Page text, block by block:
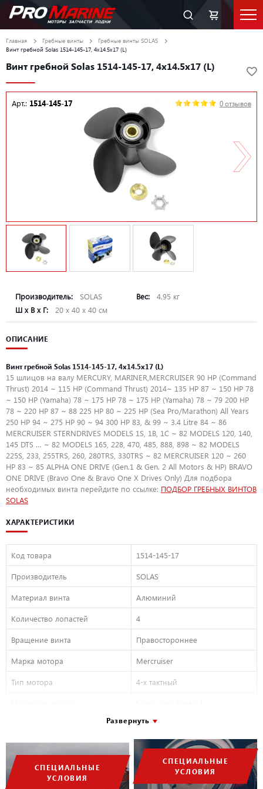
СПЕЦИАЛЬНЫЕ
УСЛОВИЯ
СПЕЦИАЛЬНЫЕ
УСЛОВИЯ
Главная Гребные винты
Гребные винты SOLAS
Винт гребной Solas 1514-145-17, 4x14.5x17 (L)
Винт гребной Solas 1514-145-17, 4x14.5x17 (L)
Арт.: 1514-145-17 0 отзывов
Производитель: SOLAS Вес:
4.95 кг
Ш х В х Г:
20 х 40 х 40 см
ОПИСАНИЕ
Винт гребной Solas 1514-145-17, 4x14.5x17 (L)
15 шлицов на валу MERCURY, MARINER,MERCRUISER 90 HP (Command
Thrust) 2014 ~ 115 HP (Command Thrust) 2014~ 135 HP 87 ~ 150 HP 78
~ 150 HP (Yamaha) 78 ~ 175 HP 78 ~ 175 HP (Yamaha) 78 ~ 79 200 HP
78 ~ 220 HP 87 ~ 88 225 HP 80 ~ 225 HP (Sea Pro/Marathon) All Years
250 HP 94 ~ 275 HP 90 ~ 94 300 HP 83, & 99 ~ 3.4 Litre 84 ~ 86
MERCRUISER STERNDRIVES MODELS 1S, 1B, 1C ~ 82 MODELS 120, 140,
145 DTS … ~ 82 MODELS 165, 228, 470, 485, 888, 898 ~ 82 MODELS
225S, 233, 255TRS, 260, 280TRS, 330TRS ~ 82 MERCRUISER 120 ~ 260
HP 83 ~ 85 ALPHA ONE DRIVE (Gen.1 & Gen. 2 All Motors & HP) BRAVO
ONE DRIVE (Bravo One & Bravo One X Drives Only) Для подбора
необходимых винта перейдите по ссылке: ПОДБОР ГРЕБНЫХ ВИНТОВ
SOLAS
ХАРАКТЕРИСТИКИ
Код товара 1514-145-17
Производитель SOLAS
Материал винта Алюминий
Количество лопастей 4
Вращение винта Правостороннее
Марка мотора Mercruiser
Тип мотора 4-х тактный
4
Внешний диаметр, дюйм
Серийный номер 1514-145-17
Развернуть